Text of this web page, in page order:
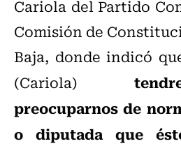
Cariola del Partido
Comisión de
Baja, donde indicó
(Cariola)
preocuparnos de
o diputada que